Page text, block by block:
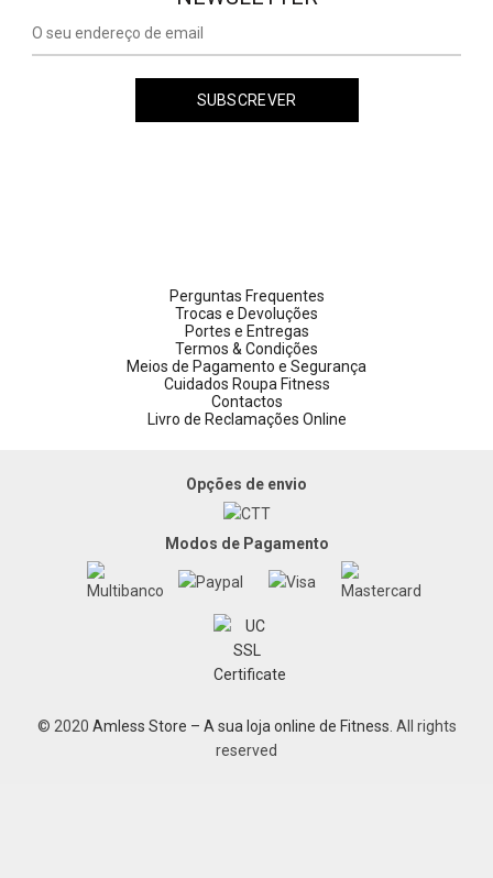
Perguntas Frequentes
Trocas e Devoluções
Portes e Entregas
Termos & Condições
Meios de Pagamento e Segurança
Cuidados Roupa Fitness
Contactos
Livro de Reclamações Online
Opções de envio
Modos de Pagamento
© 2020 Amless Store – A sua loja online de Fitness . All rights
reserved